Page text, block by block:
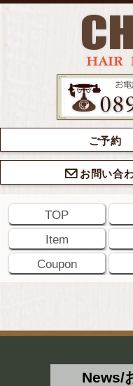
ご予約
お問い合
TOP
Item
Coupon
News/